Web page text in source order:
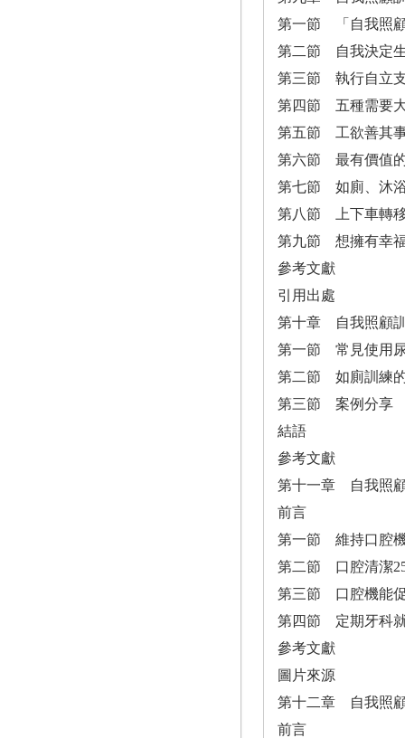
第一節 「自我照
第二節 自我決定
第三節 執行自立
第四節 五種需要
第五節 工欲善其
第六節 最有價值
第七節 如廁、沐
第八節 上下車轉
第九節 想擁有幸
參考文獻
引用出處
第十章 自我照顧
第一節 常見使用
第二節 如廁訓練
第三節 案例分享
結語
參考文獻
第十一章 自我照
前言
第一節 維持口腔
第二節 口腔清潔
第三節 口腔機能
第四節 定期牙科
參考文獻
圖片來源
第十二章 自我照
前言